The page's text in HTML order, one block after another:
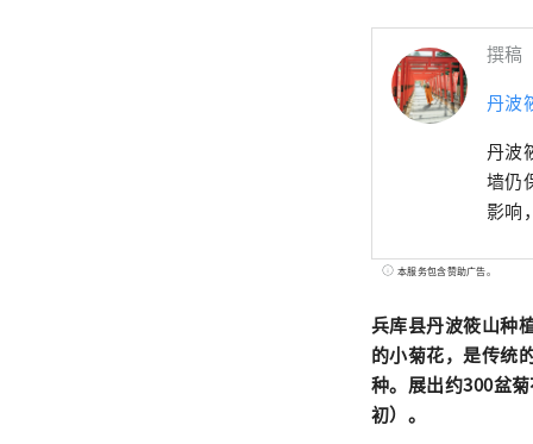
撰稿
丹波
丹波
墙仍
影响
本服务包含赞助广告。
兵库县丹波筱山种
的小菊花，是传统
种。展出约300盆
初）。